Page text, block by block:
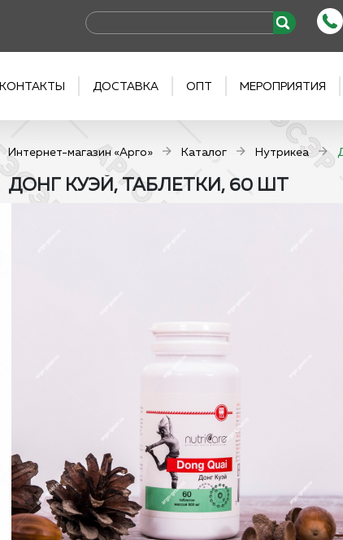
КОНТАКТЫ ДОСТАВКА ОПТ МЕРОПРИЯТИЯ
Интернет-магазин «Арго» Каталог Нутрикеа
ДОНГ КУЭЙ, ТАБЛЕТКИ, 60 ШТ